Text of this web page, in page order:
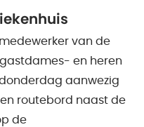
van de
en heren
aanwezig
routebord naast de
de